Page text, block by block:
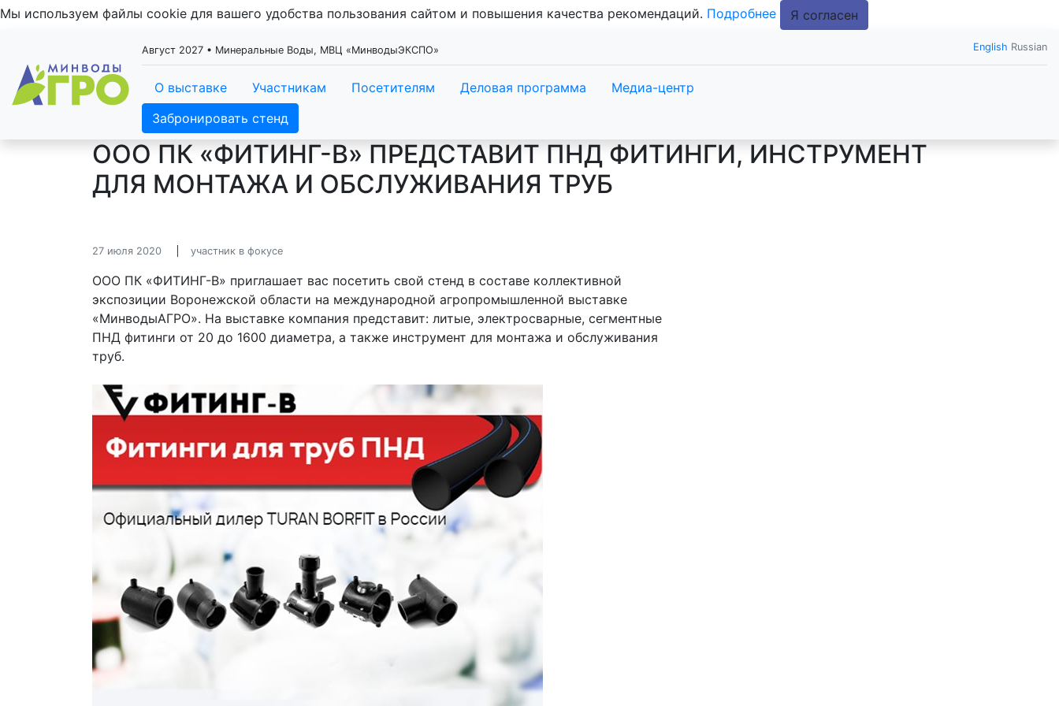
Мы используем файлы cookie для вашего удобства пользования сайтом и повышения качества рекомендаций. Подробнее Я согласен
Август 2027 • Минеральные Воды, МВЦ «МинводыЭКСПО» English Russian
О выставке Участникам Посетителям Деловая программа
Медиа-центр
Забронировать стенд
ООО ПК «ФИТИНГ-В» ПРЕДСТАВИТ ПНД ФИТИНГИ, ИНСТРУМЕНТ
ДЛЯ МОНТАЖА И ОБСЛУЖИВАНИЯ ТРУБ
27 июля 2020 участник в фокусе
ООО ПК «ФИТИНГ-В» приглашает вас посетить свой стенд в составе коллективной
экспозиции Воронежской области на международной агропромышленной выставке
«МинводыАГРО». На выставке компания представит: литые, электросварные, сегментные
ПНД фитинги от 20 до 1600 диаметра, а также инструмент для монтажа и обслуживания
труб.